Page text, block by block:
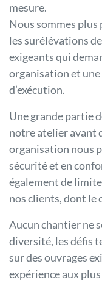
mesure.
Nous sommes
les surélévations
exigeants qui
organisation et
d’exécution.
Une grande partie
notre atelier avant
organisation nous
sécurité et en
également de
nos clients, dont
Aucun chantier ne
diversité, les défis
sur des ouvrages
expérience aux